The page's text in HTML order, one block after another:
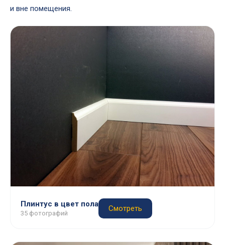
и вне помещения.
Плинтус в цвет пола
35 фотографий
Смотреть